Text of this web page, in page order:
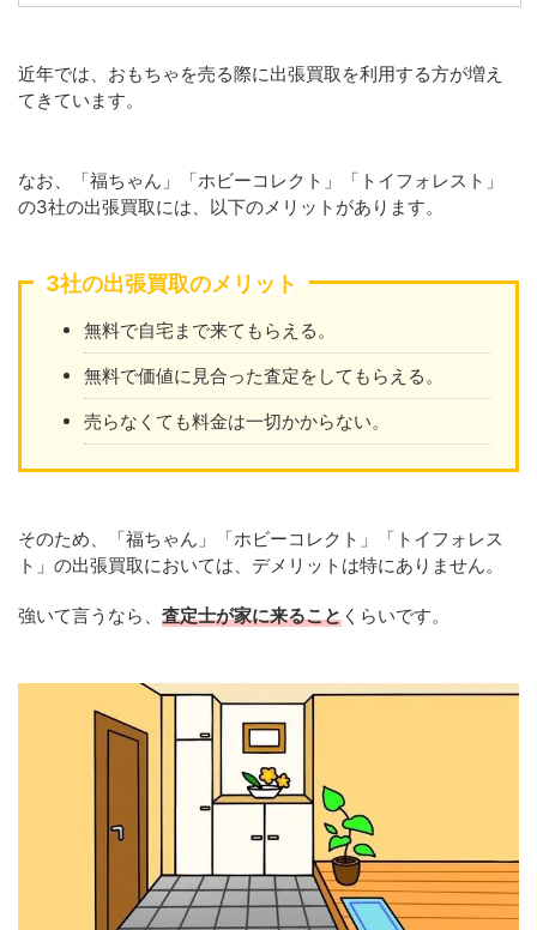
近年では、おもちゃを売る際に出張買取を利用する方が増え
てきています。
なお、「福ちゃん」「ホビーコレクト」「トイフォレスト」
の3社の出張買取には、以下のメリットがあります。
3社の出張買取のメリット
無料で自宅まで来てもらえる。
無料で価値に見合った査定をしてもらえる。
売らなくても料金は一切かからない。
そのため、「福ちゃん」「ホビーコレクト」「トイフォレス
ト」の出張買取においては、デメリットは特にありません。
強いて言うなら、 査定士が家に来ること くらいです。